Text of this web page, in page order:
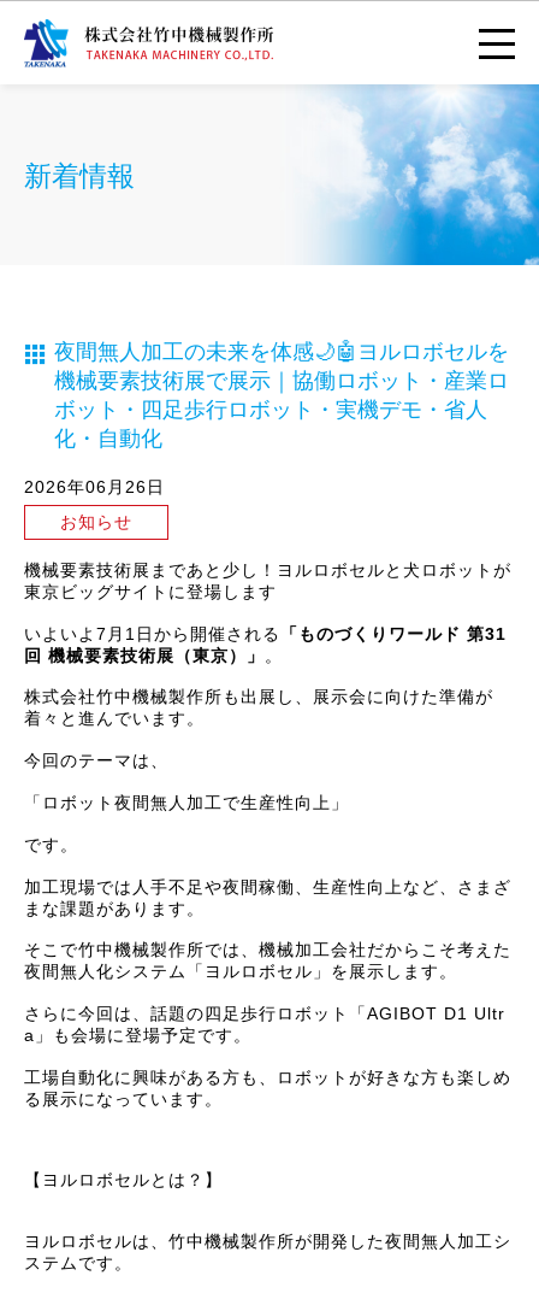
新着情報
夜間無人加工の未来を体感🌙🤖ヨルロボセルを
機械要素技術展で展示｜協働ロボット・産業ロ
ボット・四足歩行ロボット・実機デモ・省人
化・自動化
2026年06月26日
お知らせ
機械要素技術展まであと少し！ヨルロボセルと犬ロボットが
東京ビッグサイトに登場します
いよいよ7月1日から開催される
「ものづくりワールド 第31
回 機械要素技術展（東京）」
。
株式会社竹中機械製作所も出展し、展示会に向けた準備が
着々と進んでいます。
今回のテーマは、
「ロボット夜間無人加工で生産性向上」
です。
加工現場では人手不足や夜間稼働、生産性向上など、さまざ
まな課題があります。
そこで竹中機械製作所では、機械加工会社だからこそ考えた
夜間無人化システム「ヨルロボセル」を展示します。
さらに今回は、話題の四足歩行ロボット「AGIBOT D1 Ultr
a」も会場に登場予定です。
工場自動化に興味がある方も、ロボットが好きな方も楽しめ
る展示になっています。
【ヨルロボセルとは？】
ヨルロボセルは、竹中機械製作所が開発した夜間無人加工シ
ステムです。